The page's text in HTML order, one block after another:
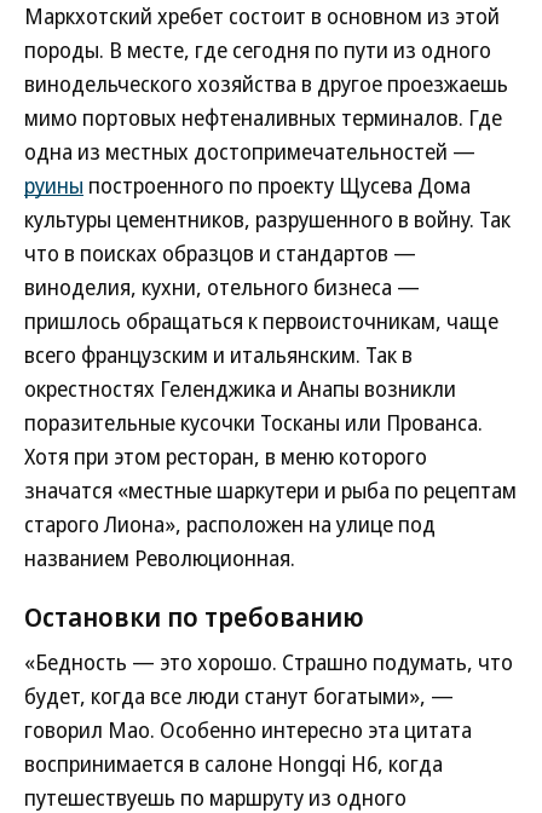
Маркхотский хребет состоит в основном из этой
породы. В месте, где сегодня по пути из одного
винодельческого хозяйства в другое проезжаешь
мимо портовых нефтеналивных терминалов. Где
одна из местных достопримечательностей —
руины построенного по проекту Щусева Дома
культуры цементников, разрушенного в войну. Так
что в поисках образцов и стандартов —
виноделия, кухни, отельного бизнеса —
пришлось обращаться к первоисточникам, чаще
всего французским и итальянским. Так в
окрестностях Геленджика и Анапы возникли
поразительные кусочки Тосканы или Прованса.
Хотя при этом ресторан, в меню которого
значатся «местные шаркутери и рыба по рецептам
старого Лиона», расположен на улице под
названием Революционная.
Остановки по требованию
«Бедность — это хорошо. Страшно подумать, что
будет, когда все люди станут богатыми», —
говорил Мао. Особенно интересно эта цитата
воспринимается в салоне Hongqi H6, когда
путешествуешь по маршруту из одного